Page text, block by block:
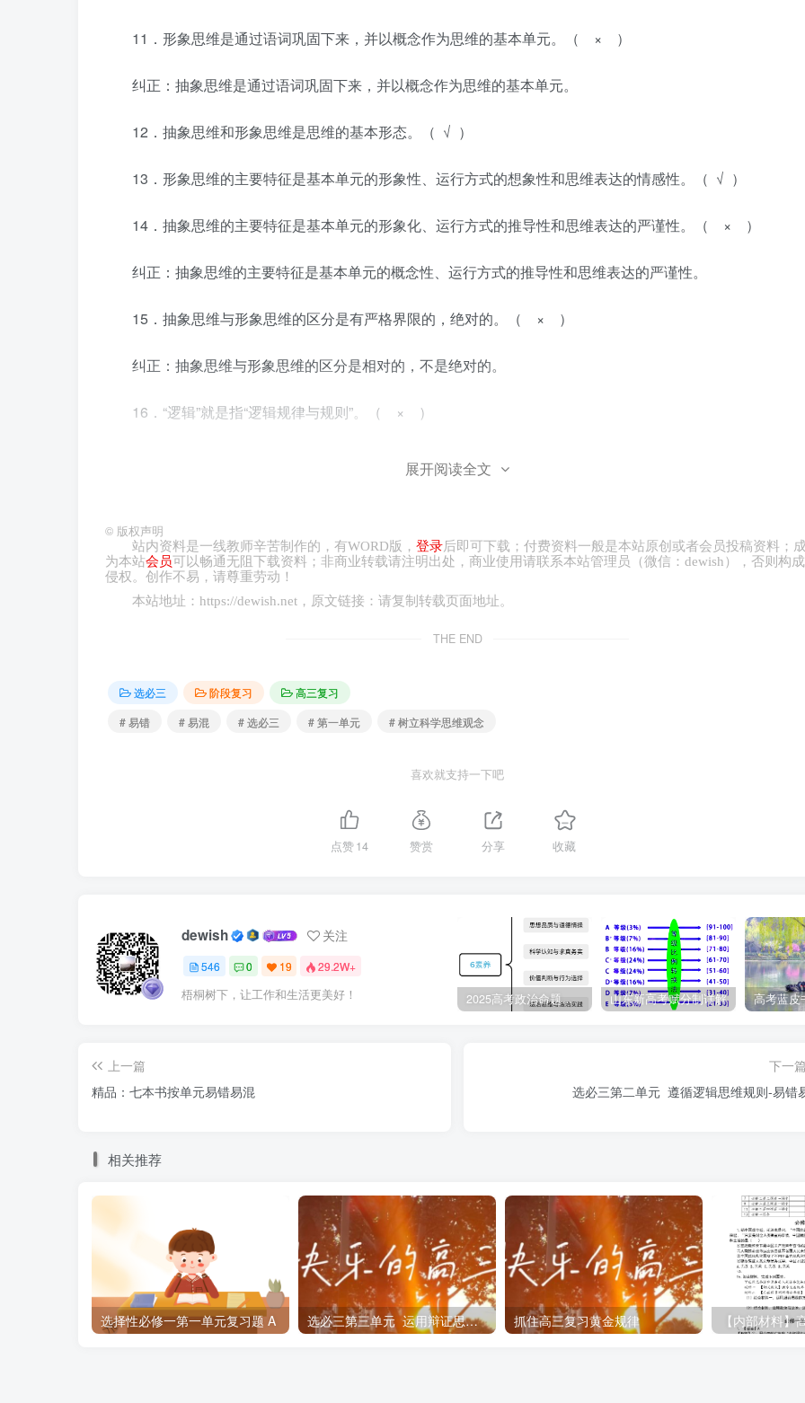
11．形象思维是通过语词巩固下来，并以概念作为思维的基本单元。（ × ）
纠正：抽象思维是通过语词巩固下来，并以概念作为思维的基本单元。
12．抽象思维和形象思维是思维的基本形态。（ √ ）
13．形象思维的主要特征是基本单元的形象性、运行方式的想象性和思维表达的情感性。（ √ ）
14．抽象思维的主要特征是基本单元的形象化、运行方式的推导性和思维表达的严谨性。（ × ）
纠正：抽象思维的主要特征是基本单元的概念性、运行方式的推导性和思维表达的严谨性。
15．抽象思维与形象思维的区分是有严格界限的，绝对的。（ × ）
纠正：抽象思维与形象思维的区分是相对的，不是绝对的。
16．“逻辑”就是指“逻辑规律与规则”。（ × ）
纠正：“逻辑”是一个多义词：现代汉语中的“逻辑”，或者与“规律”同义，或者指“逻辑规律与规则”，或者指认
17．“逻辑规律与规则”，以及“思维方法”意义上的“逻辑”才是逻辑学的研究对象。（ √ ）
18．形式逻辑特别关注论据问题。（ × ）
纠正：从真前提推出真结论，并不取决于思想的具体内容，而是取决于思想的形式结构。
纠正：用论证方式去说服人，让他人接受自己的观点，或者用这样的方式去反驳别人的观点，就构成了“论
要求。（ √ ）
22．通常用公式“A不是非A”来表示同一律的内容。（ × ）
23．故意违反矛盾律的要求，所犯的逻辑错误叫作“偷换概念”或“偷换论题”。（ × ）
24．排中律的要求是在同一时间、从同一方面、对同一对象所形成的论断“A”和“非A”，不能断定它们都成
立。违反排中律要求的逻辑错误叫作“自相矛盾”。（ × ）
纠正：矛盾律的要求是在同一时间、从同一方面、对同一对象所形成的论断“A”和“非A”，不能断定它们都成
立。违反排中律要求的逻辑错误叫作“自相矛盾”。
25．违反矛盾律要求的逻辑错误叫作“两不可”。（ × ）
展开阅读全文
© 版权声明
站内资料是一线教师辛苦制作的，有WORD版， 登录后即可下载；付费资料一般是本站原创或者会员投稿资料；
为本站会员可以畅通无阻下载资料；非商业转载请注明出处，商业使用请联系本站管理员（微信： dewish ），否则构成
侵权。创作不易，请尊重劳动！
本站地址： https://dewish.net ，原文链接：请复制转载页面地址。
THE END
选必三 阶段复习
高三复习
# 易错
# 易混 # 选必三 # 第一单元 # 树立科学思维观念
喜欢就支持一下吧
点赞14 赞赏 分享 收藏
dewish 关注
546 0 19 29.2W+
梧桐树下，让工作和生活更美好！ 2025高考政治命题纲要解读 山东新高考赋分制详解
上一篇
精品：七本书按单元易错易混
下一
选必三第二单元 遵循逻辑思维规则-易错
相关推荐
选择性必修一第一单元复习题 A 选必三第三单元 运用辩证思维方法-易错易混 抓住高三复习黄金规律